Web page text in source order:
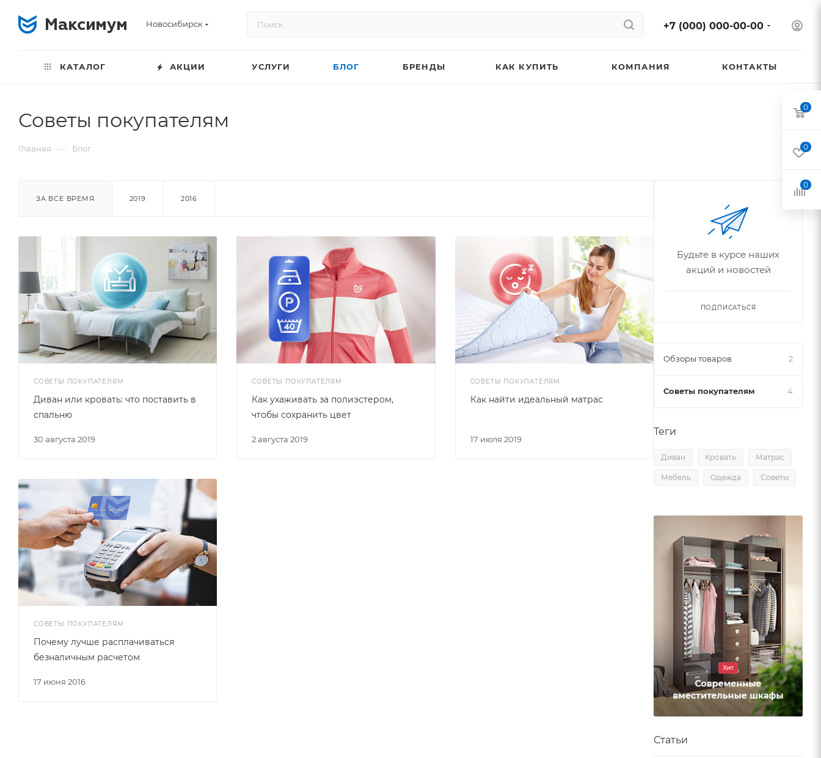
Новосибирск +7 (000) 000-00-00
КАТАЛОГ АКЦИИ УСЛУГИ БЛОГ БРЕНДЫ КАК КУПИТЬ КОМПАНИЯ КОНТАКТЫ
Советы покупателям
Главная — Блог
ЗА ВСЕ ВРЕМЯ 2019 2016
СОВЕТЫ ПОКУПАТЕЛЯМ
30 августа 2019
Диван или кровать: что поставить в
спальню
СОВЕТЫ ПОКУПАТЕЛЯМ
2 августа 2019
Как ухаживать за полиэстером,
чтобы сохранить цвет
СОВЕТЫ ПОКУПАТЕЛЯМ
17 июля 2019
Как найти идеальный матрас
СОВЕТЫ ПОКУПАТЕЛЯМ
17 июня 2016
Почему лучше расплачиваться
безналичным расчетом
Будьте в курсе наших
акций и новостей
ПОДПИСАТЬСЯ
Обзоры товаров 2
Советы покупателям 4
Теги
Диван Кровать Матрас
Мебель Одежда Советы
Статьи
0
0
0